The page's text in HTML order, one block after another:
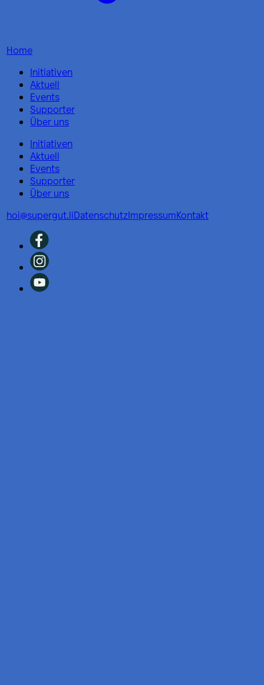
Home
Initiativen
Aktuell
Events
Supporter
Über uns
Initiativen
Aktuell
Events
Supporter
Über uns
hoi@supergut.liDatenschutzImpressumKontakt